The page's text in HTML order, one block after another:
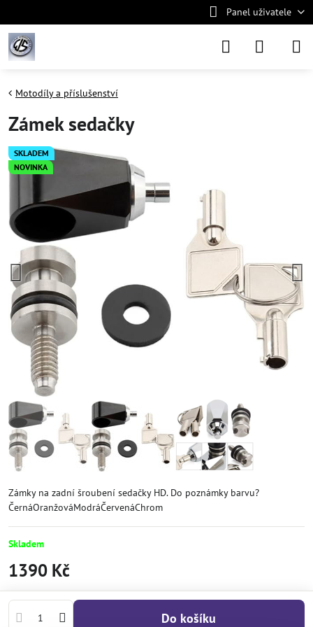
Panel uživatele
SKLADEM
NOVINKA
Motodíly a příslušenství
Zámek sedačky
Zámky na zadní šroubení sedačky HD. Do poznámky barvu?
ČernáOranžováModráČervenáChrom
Skladem
1390 Kč
Do košíku